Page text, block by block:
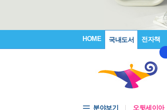
HOME 국내도서 전자책
분야보기 오뒷세이아